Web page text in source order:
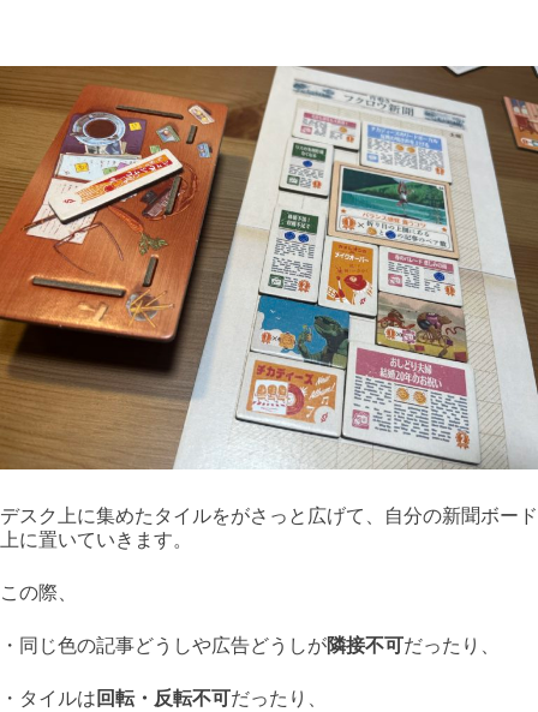
デスク上に集めたタイルをがさっと広げて、自分の新聞ボード
上に置いていきます。
この際、
・同じ色の記事どうしや広告どうしが隣接不可だったり、
・タイルは 回転・反転不可だったり、